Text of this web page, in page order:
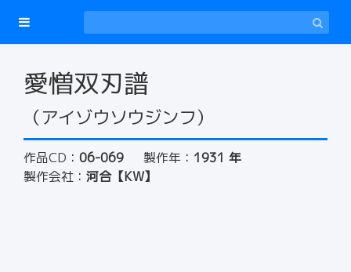
愛憎双刃譜
（アイゾウソウジンフ）
作品CD： 06-069 製作年： 1931 年
製作会社： 河合【KW】